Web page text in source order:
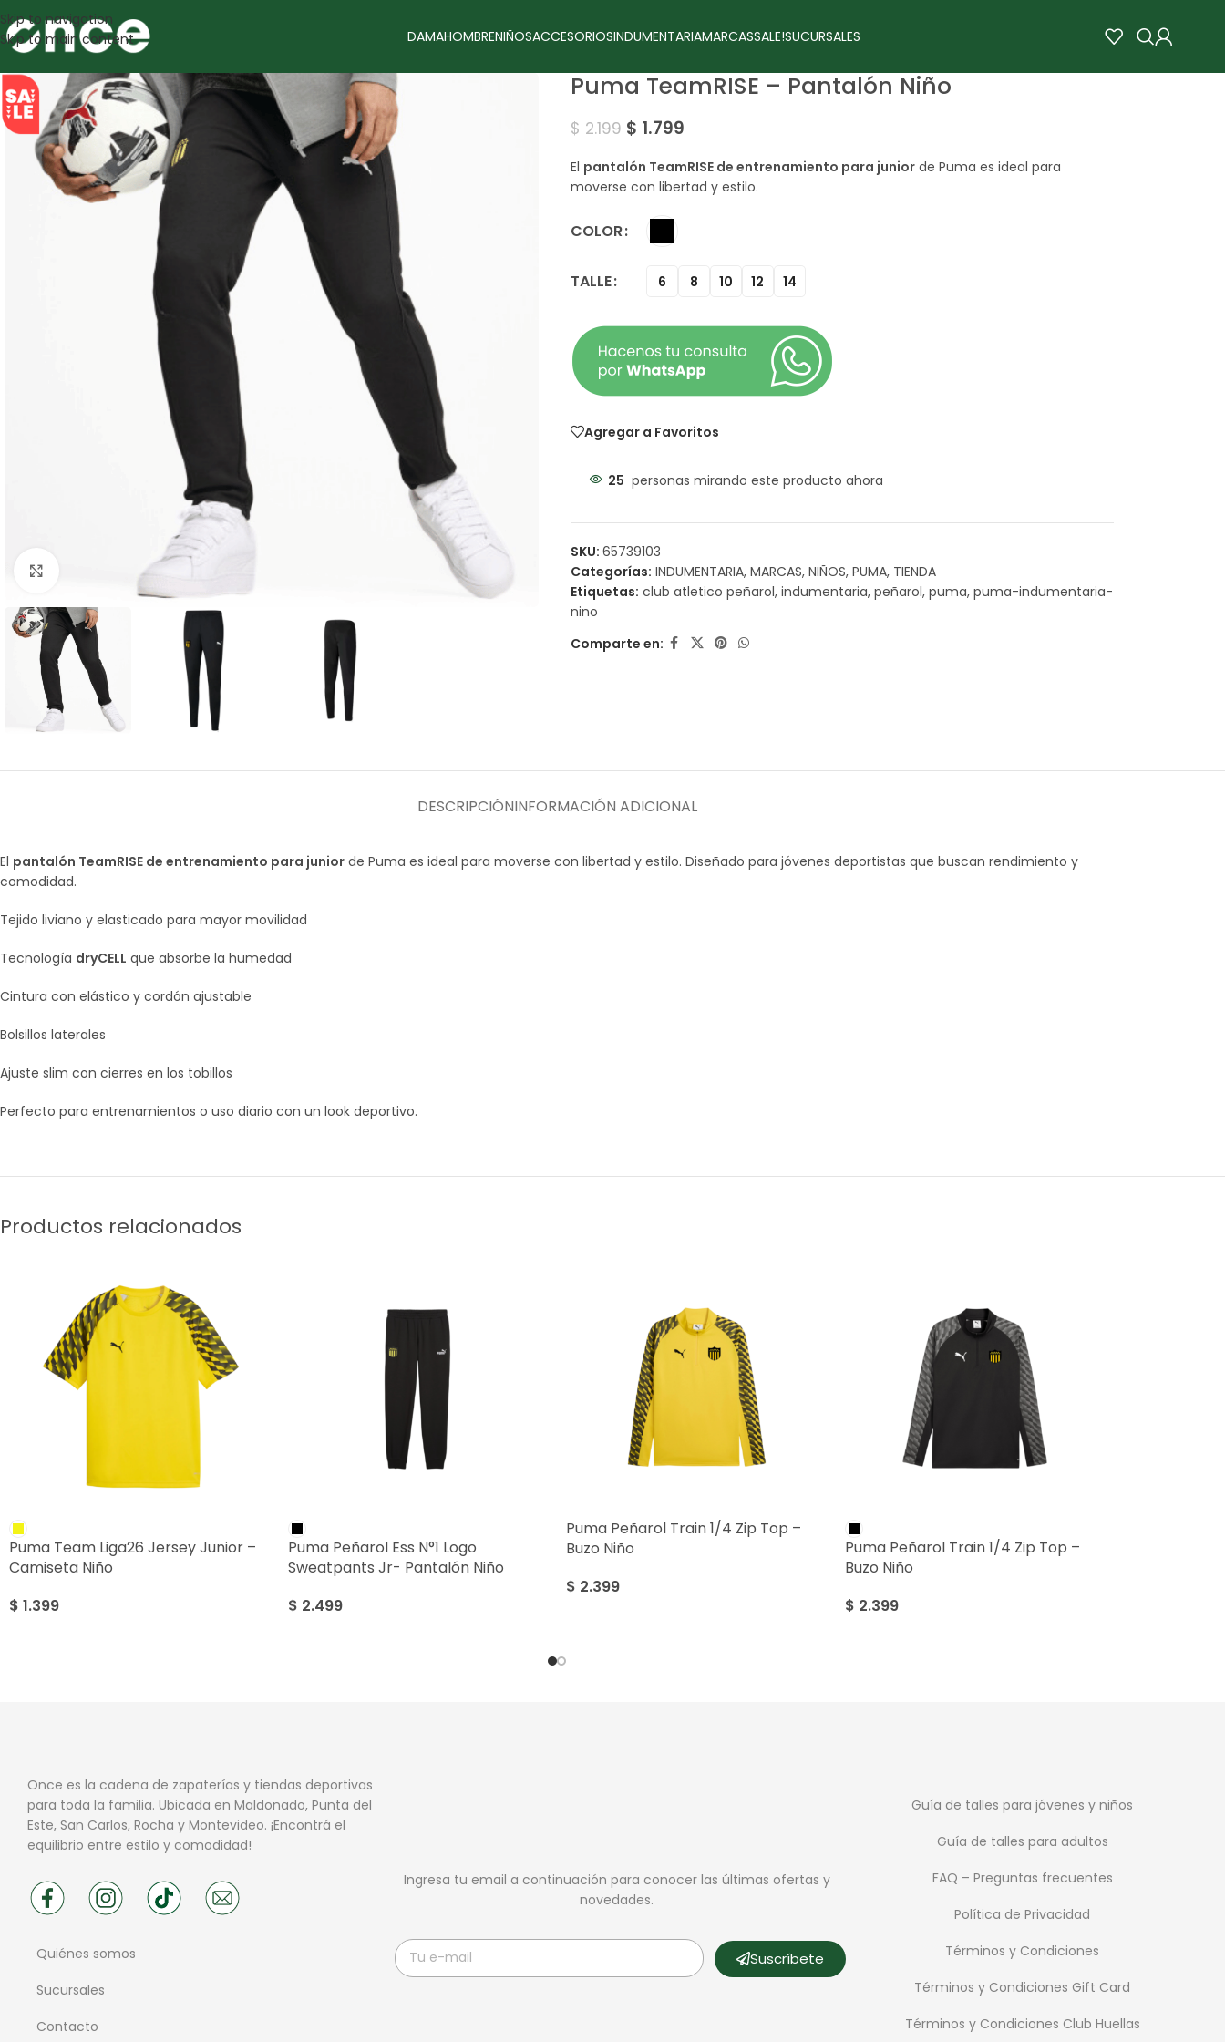
Skip to navigation
Skip to main content
DAMAHOMBRENIÑOSACCESORIOSINDUMENTARIAMARCASSALE!SUCURSALES
SALE
Amplía la Imagen
Puma TeamRISE – Pantalón Niño
$2.199 $ 1.799
El pantalón TeamRISE de entrenamiento para juniorde Puma es ideal para
moverse con libertad y estilo.
COLOR
TALLE 6 8 10 12 14
Agregar a Favoritos
25 personas mirando este producto ahora
SKU: 65739103
Categorías: INDUMENTARIA, MARCAS, NIÑOS, PUMA, TIENDA
Etiquetas: club atletico peñarol, indumentaria, peñarol, puma, puma-indumentaria-
nino
Comparte en:
DESCRIPCIÓNINFORMACIÓN ADICIONAL
El pantalón TeamRISE de entrenamiento para junior de Puma es ideal para moverse con libertad y estilo. Diseñado para jóvenes deportistas que buscan rendimiento y
comodidad.
Tejido liviano y elasticado para mayor movilidad
Tecnología dryCELL que absorbe la humedad
Cintura con elástico y cordón ajustable
Bolsillos laterales
Ajuste slim con cierres en los tobillos
Perfecto para entrenamientos o uso diario con un look deportivo.
Productos relacionados
Puma Team Liga26 Jersey Junior –
Camiseta Niño
$ 1.399
Puma Peñarol Ess N°1 Logo
Sweatpants Jr- Pantalón Niño
$ 2.499
Puma Peñarol Train 1/4 Zip Top –
Buzo Niño
$ 2.399
Puma Peñarol Train 1/4 Zip Top –
Buzo Niño
$ 2.399
Once es la cadena de zapaterías y tiendas deportivas
para toda la familia. Ubicada en Maldonado, Punta del
Este, San Carlos, Rocha y Montevideo. ¡Encontrá el
equilibrio entre estilo y comodidad!
Quiénes somos
Sucursales
Contacto
Ingresa tu email a continuación para conocer las últimas ofertas y
novedades.
Suscríbete
Guía de talles para jóvenes y niños
Guía de talles para adultos
FAQ – Preguntas frecuentes
Política de Privacidad
Términos y Condiciones
Términos y Condiciones Gift Card
Términos y Condiciones Club Huellas